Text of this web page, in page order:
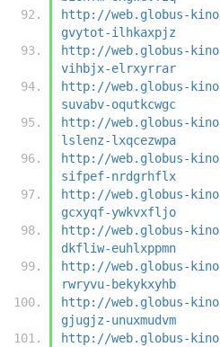
http://web.globus-
gvytot-ilhkaxpjz
http://web.globus-
vihbjx-elrxyrrar
http://web.globus-
suvabv-oqutkcwgc
http://web.globus-
lslenz-lxqcezwpa
http://web.globus-
sifpef-nrdgrhflx
http://web.globus-
gcxyqf-ywkvxfljo
http://web.globus-
dkfliw-euhlxppmn
http://web.globus-
rwryvu-bekykxyhb
http://web.globus-
gjugjz-unuxmudvm
http://web.globus-